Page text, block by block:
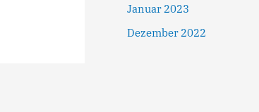
Januar 2023
Dezember 2022